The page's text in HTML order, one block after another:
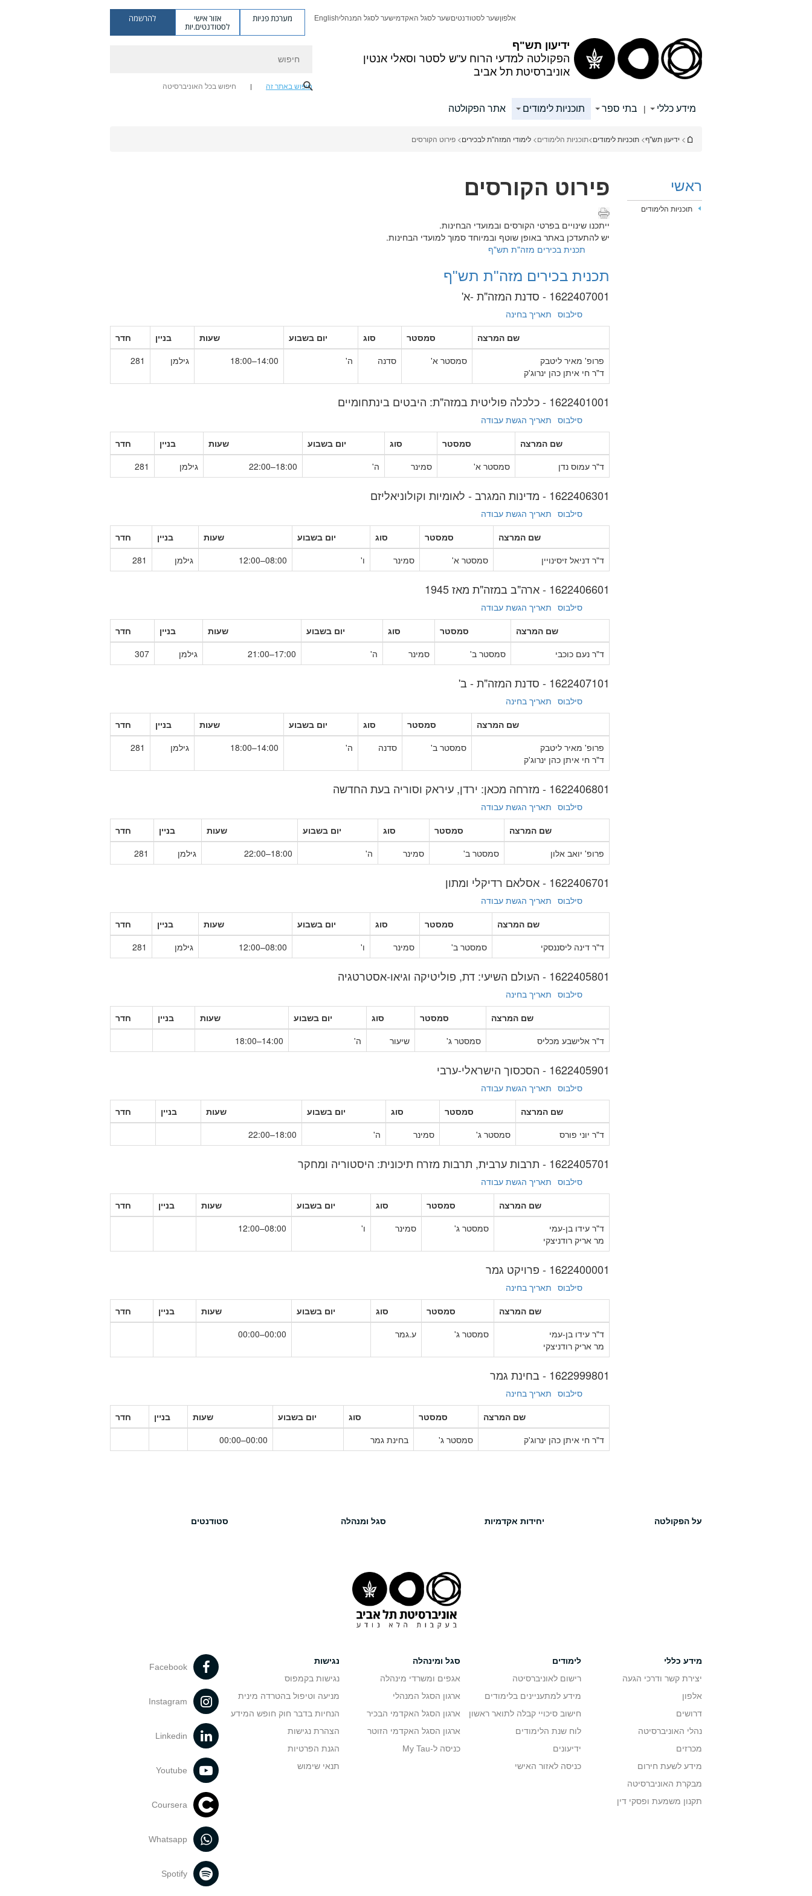
ידיעון תש"ף
הפקולטה למדעי הרוח ע"ש לסטר וסאלי אנטין
אוניברסיטת תל אביב
אלפוןשער לסטודנטיםשער לסגל האקדמישער לסגל המנהליEnglish מערכת פניות אזור אישי
לסטודנטים.יות
להרשמה
חיפוש באתר זה חיפוש בכל האוניברסיטה
מידע כללי | בתי ספר תוכניות לימודים אתר הפקולטה
> ידיעון תש"ף> תוכניות לימודים>תוכניות הלימודים> לימודי המזה"ת לבכירים> פירוט הקורסים
ראשי
תוכניות הלימודים
פירוט הקורסים
ייתכנו שינויים בפרטי הקורסים ובמועדי הבחינות.
יש להתעדכן באתר באופן שוטף ובמיוחד סמוך למועדי הבחינות.
תכנית בכירים מזה"ת תש"ף
תכנית בכירים מזה"ת תש"ף
1622407001 - סדנת המזה"ת -א'
סילבוס תאריך בחינה
שם המרצה
סמסטר סוג יום בשבוע שעות בניין
חדר
פרופ' מאיר ליטבק
ד"ר חי איתן כהן ינרוג'ק
סמסטר א' סדנה ה' 14:00–18:00 גילמן 281
1622401001 - כלכלה פוליטית במזה"ת: היבטים בינתחומיים
סילבוס תאריך הגשת עבודה
שם המרצה
סמסטר סוג יום בשבוע שעות בניין
חדר
ד"ר עמוס נדן
סמסטר א' סמינר ה' 18:00–22:00 גילמן 281
1622406301 - מדינות המגרב - לאומיות וקולוניאליזם
סילבוס תאריך הגשת עבודה
שם המרצה
סמסטר סוג יום בשבוע שעות בניין
חדר
ד"ר דניאל זיסינויין
סמסטר א' סמינר ו' 08:00–12:00 גילמן 281
1622406601 - ארה"ב במזה"ת מאז 1945
סילבוס תאריך הגשת עבודה
שם המרצה
סמסטר סוג יום בשבוע שעות בניין
חדר
ד"ר נעם כוכבי
סמסטר ב' סמינר ה' 17:00–21:00 גילמן 307
1622407101 - סדנת המזה"ת - ב'
סילבוס תאריך בחינה
שם המרצה
סמסטר סוג יום בשבוע שעות בניין
חדר
פרופ' מאיר ליטבק
ד"ר חי איתן כהן ינרוג'ק
סמסטר ב' סדנה ה' 14:00–18:00 גילמן 281
1622406801 - מזרחה מכאן: ירדן, עיראק וסוריה בעת החדשה
סילבוס תאריך הגשת עבודה
שם המרצה
סמסטר סוג יום בשבוע שעות בניין
חדר
פרופ' יואב אלון
סמסטר ב' סמינר ה' 18:00–22:00 גילמן 281
1622406701 - אסלאם רדיקלי ומתון
סילבוס תאריך הגשת עבודה
שם המרצה
סמסטר סוג יום בשבוע שעות בניין
חדר
ד"ר דינה ליסננסקי
סמסטר ב' סמינר ו' 08:00–12:00 גילמן 281
1622405801 - העולם השיעי: דת, פוליטיקה וגיאו-אסטרטגיה
סילבוס תאריך בחינה
שם המרצה
סמסטר סוג יום בשבוע שעות בניין
חדר
ד"ר אלישבע מכליס
סמסטר ג' שיעור ה' 14:00–18:00
1622405901 - הסכסוך הישראלי-ערבי
סילבוס תאריך הגשת עבודה
שם המרצה
סמסטר סוג יום בשבוע שעות בניין
חדר
ד"ר יוני פורס
סמסטר ג' סמינר ה' 18:00–22:00
1622405701 - תרבות ערבית, תרבות מזרח תיכונית: היסטוריה ומחקר
סילבוס תאריך הגשת עבודה
שם המרצה
סמסטר סוג יום בשבוע שעות בניין
חדר
ד"ר עידו בן-עמי
מר אריק רודניצקי
סמסטר ג' סמינר ו' 08:00–12:00
1622400001 - פרויקט גמר
סילבוס תאריך בחינה
שם המרצה
סמסטר סוג יום בשבוע שעות בניין
חדר
ד"ר עידו בן-עמי
מר אריק רודניצקי
סמסטר ג' ע.גמר 00:00–00:00
1622999801 - בחינת גמר
סילבוס תאריך בחינה
שם המרצה
סמסטר סוג יום בשבוע שעות בניין
חדר
ד"ר חי איתן כהן ינרוג'ק
סמסטר ג' בחינת גמר 00:00–00:00
על הפקולטה יחידות אקדמיות סגל ומנהלה סטודנטים
מידע כללי
יצירת קשר ודרכי הגעה
אלפון
דרושים
נהלי האוניברסיטה
מכרזים
מידע לשעת חירום
מבקרת האוניברסיטה
תקנון משמעת ופסקי דין
לימודים
רישום לאוניברסיטה
מידע למתעניינים בלימודים
חישוב סיכויי קבלה לתואר ראשון
לוח שנת הלימודים
ידיעונים
כניסה לאזור האישי
סגל ומינהלה
אגפים ומשרדי מינהלה
ארגון הסגל המנהלי
ארגון הסגל האקדמי הבכיר
ארגון הסגל האקדמי הזוטר
כניסה ל-My Tau
נגישות
נגישות בקמפוס
מניעה וטיפול בהטרדה מינית
הנחיות בדבר חוק חופש המידע
הצהרת נגישות
הגנת הפרטיות
תנאי שימוש
Facebook
Instagram
Linkedin
Youtube
Coursera
Whatsapp
Spotify